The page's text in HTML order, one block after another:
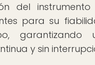
del
para su
garantizando
y sin